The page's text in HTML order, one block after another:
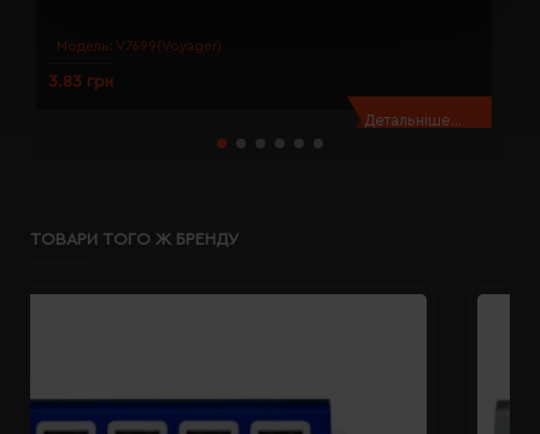
Модель: V7699(Voyager)
3.83 грн
Детальніше...
ТОВАРИ ТОГО Ж БРЕНДУ